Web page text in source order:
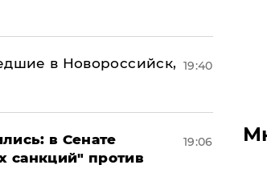
в Новороссийск, 19:40
в Сенате
санкций" против
19:06